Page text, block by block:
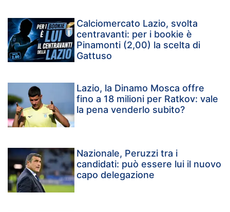
Calciomercato Lazio, svolta
centravanti: per i bookie è
Pinamonti (2,00) la scelta di
Gattuso
Lazio, la Dinamo Mosca offre
fino a 18 milioni per Ratkov: vale
la pena venderlo subito?
Nazionale, Peruzzi tra i
candidati: può essere lui il nuovo
capo delegazione